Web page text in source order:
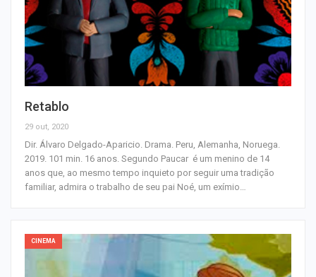
Retablo
29 out, 2020
Dir. Álvaro Delgado-Aparicio. Drama. Peru, Alemanha, Noruega.
2019. 101 min. 16 anos. Segundo Paucar é um menino de 14
anos que, ao mesmo tempo inquieto por seguir uma tradição
familiar, admira o trabalho de seu pai Noé, um exímio…
CINEMA